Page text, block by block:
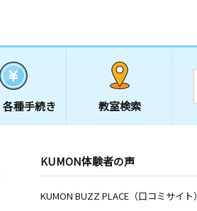
各種手続き 教室検索
KUMON体験者の声
KUMON BUZZ PLACE（口コミサイト）